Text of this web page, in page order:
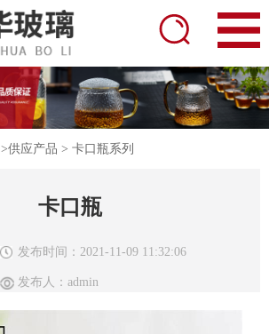
>供应产品 > 卡口瓶系列
卡口瓶
发布时间：2021-11-09 11:32:06
发布人：admin